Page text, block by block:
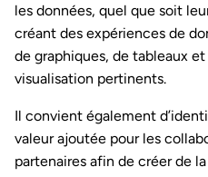
les données, quel que soit
créant des expériences de
de graphiques, de tableaux et
visualisation pertinents.
Il convient également
valeur ajoutée pour les
partenaires afin de créer de